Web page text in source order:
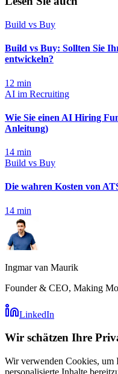
Build vs Buy
Build vs Buy: Sollten Sie
entwickeln?
12 min
AI im Recruiting
Wie Sie einen AI Hiring
Anleitung)
14 min
Build vs Buy
Die wahren Kosten von
14 min
Ingmar van Maurik
Founder & CEO, Making
LinkedIn
Wir schätzen Ihre
Wir verwenden Cookies, um
personalisierte Inhalte